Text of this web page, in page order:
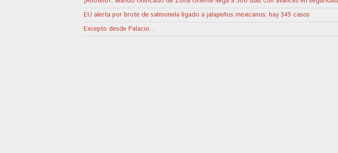
EU alerta por brote de salmonela ligado a jalapeños mexicanos; hay 345 casos
Excepto desde Palacio…